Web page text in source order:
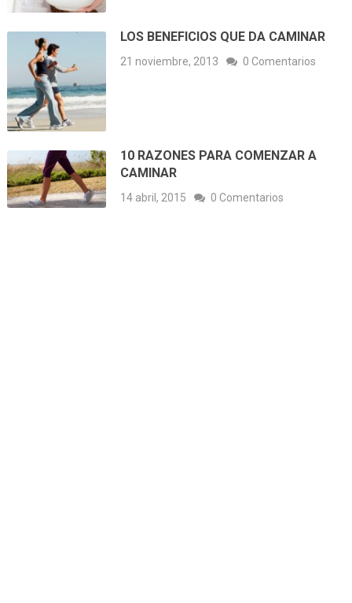
LOS BENEFICIOS QUE DA CAMINAR
21 noviembre, 2013 0 Comentarios
10 RAZONES PARA COMENZAR A
CAMINAR
14 abril, 2015 0 Comentarios